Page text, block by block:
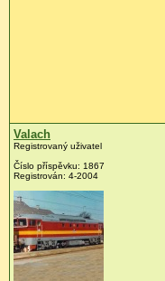
Valach
Registrovaný uživatel
Číslo příspěvku: 1867
Registrován: 4-2004